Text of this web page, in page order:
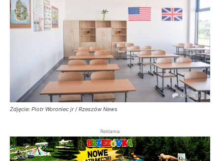
Zdjęcie: Piotr Woroniec jr / Rzeszów News
Reklama